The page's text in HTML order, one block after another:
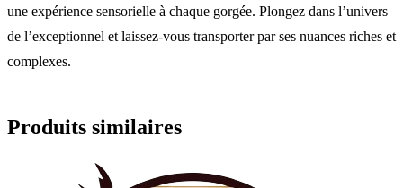
une expérience sensorielle à chaque gorgée. Plongez dans l’univers
de l’exceptionnel et laissez-vous transporter par ses nuances riches et
complexes.
Produits similaires